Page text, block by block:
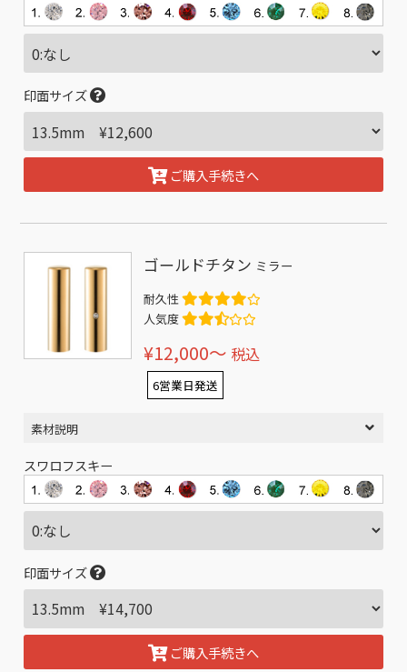
印面サイズ
ご購入手続きへ
ゴールドチタン ミラー
耐久性
人気度
¥12,000〜 税込
6営業日発送
素材説明
スワロフスキー
印面サイズ
ご購入手続きへ